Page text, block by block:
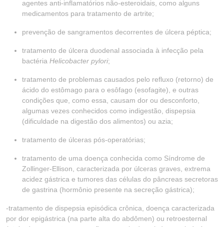
agentes anti-inflamatórios não-esteroidais, como alguns
medicamentos para tratamento de artrite;
prevenção de sangramentos decorrentes de úlcera péptica;
tratamento de úlcera duodenal associada à infecção pela
bactéria Helicobacter pylori;
tratamento de problemas causados pelo refluxo (retorno) de
ácido do estômago para o esôfago (esofagite), e outras
condições que, como essa, causam dor ou desconforto,
algumas vezes conhecidos como indigestão, dispepsia
(dificuldade na digestão dos alimentos) ou azia;
tratamento de úlceras pós-operatórias;
tratamento de uma doença conhecida como Síndrome de
Zollinger-Ellison, caracterizada por úlceras graves, extrema
acidez gástrica e tumores das células do pâncreas secretoras
de gastrina (hormônio presente na secreção gástrica);
-tratamento de dispepsia episódica crônica, doença caracterizada
por dor epigástrica (na parte alta do abdômen) ou retroesternal